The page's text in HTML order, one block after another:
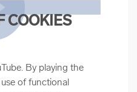
COOKIES
By playing the
of functional